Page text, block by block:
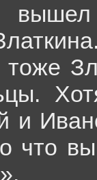
и
что